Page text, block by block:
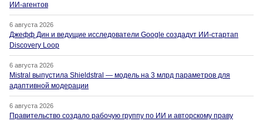
ИИ-агентов
6 августа 2026
Джефф Дин и ведущие исследователи Google создадут ИИ-стартап
Discovery Loop
6 августа 2026
Mistral выпустила Shieldstral — модель на 3 млрд параметров для
адаптивной модерации
6 августа 2026
Правительство создало рабочую группу по ИИ и авторскому праву